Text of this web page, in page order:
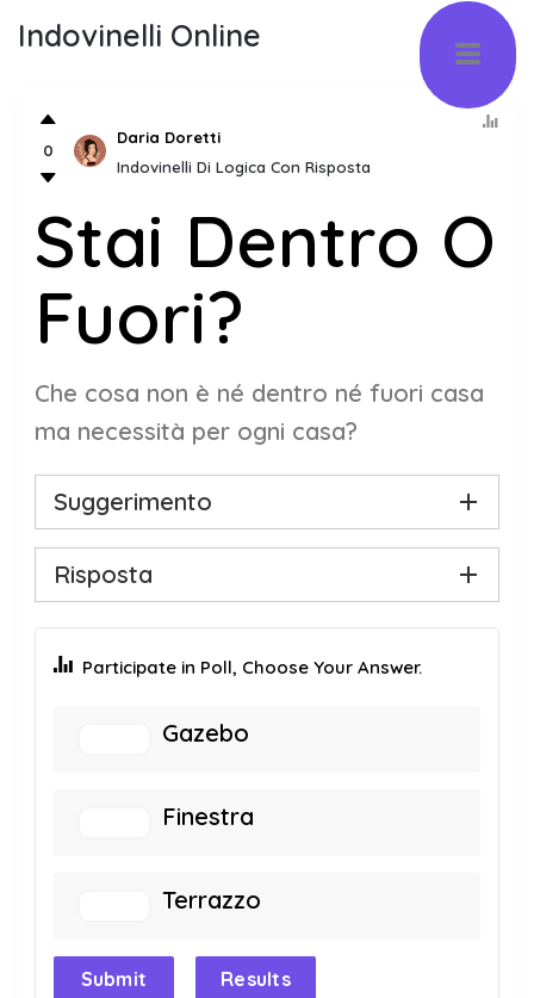
Indovinelli Online
0
Daria Doretti
Indovinelli Di Logica Con Risposta
Stai Dentro O
Fuori?
Che cosa non è né dentro né fuori casa
ma necessità per ogni casa?
Suggerimento
Risposta
Participate in Poll, Choose Your Answer.
Gazebo
Finestra
Terrazzo
Submit Results